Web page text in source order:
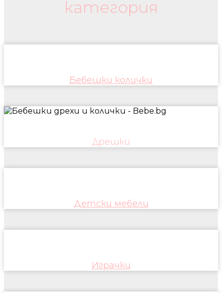
категория
Бебешки колички
Дрешки
Детски мебели
Играчки